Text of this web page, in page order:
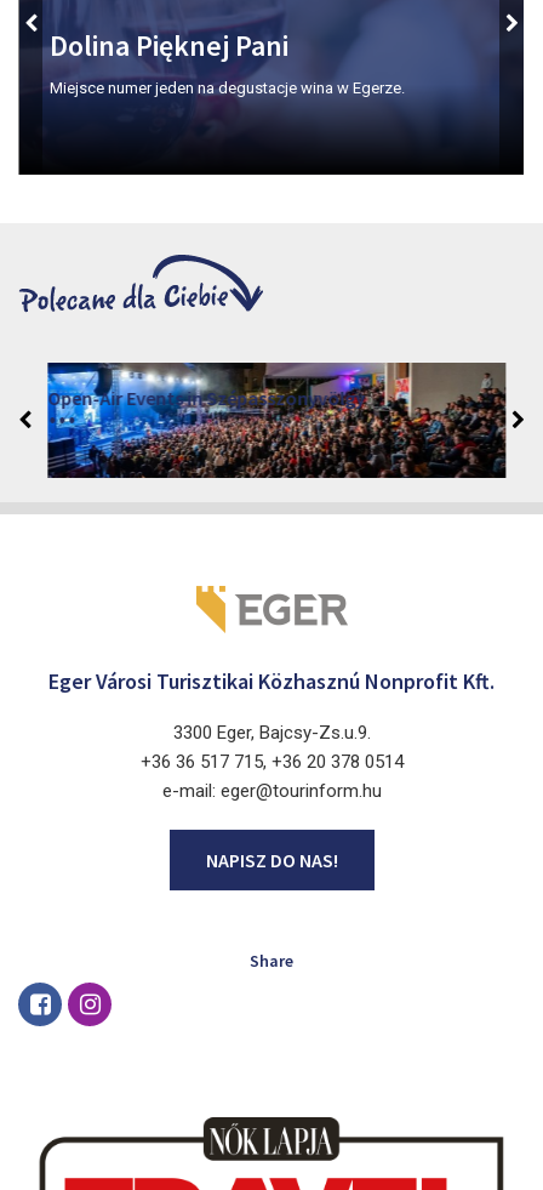
Dolina Pięknej Pani
Miejsce numer jeden na degustacje wina w Egerze.
Open-Air Events in Szépasszonyvölgy
2026. czerwiec 19. - 2026. sierpień 28.
Márai Központ, Eger 3300, Szépasszony-völgy 35.
Eger Városi Turisztikai Közhasznú Nonprofit Kft.
3300 Eger, Bajcsy-Zs.u.9.
+36 36 517 715, +36 20 378 0514
e-mail: eger@tourinform.hu
NAPISZ DO NAS!
Share